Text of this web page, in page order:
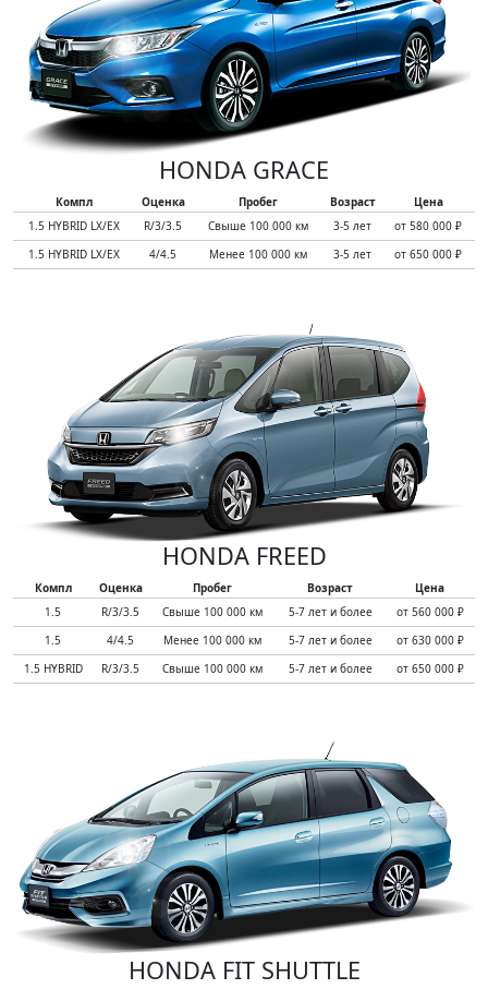
HONDA GRACE
Компл Оценка Пробег Возраст
Цена
1.5 HYBRID LX/EX
R/3/3.5 Свыше 100 000 км 3-5 лет
от 580 000 ₽
1.5 HYBRID LX/EX
4/4.5 Менее 100 000 км 3-5 лет от 650 000 ₽
HONDA FREED
Компл Оценка Пробег Возраст
Цена
1.5
R/3/3.5 Свыше 100 000 км 5-7 лет и более
от 560 000 ₽
1.5
4/4.5 Менее 100 000 км 5-7 лет и более
от 630 000 ₽
1.5 HYBRID
R/3/3.5 Свыше 100 000 км 5-7 лет и более от 650 000 ₽
HONDA FIT SHUTTLE